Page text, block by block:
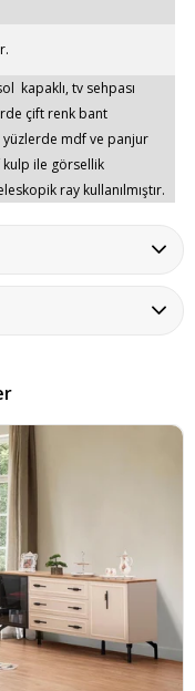
kapaklı, tv sehpası
çift renk bant
yüzlerde mdf ve panjur
ile görsellik
ray kullanılmıştır.